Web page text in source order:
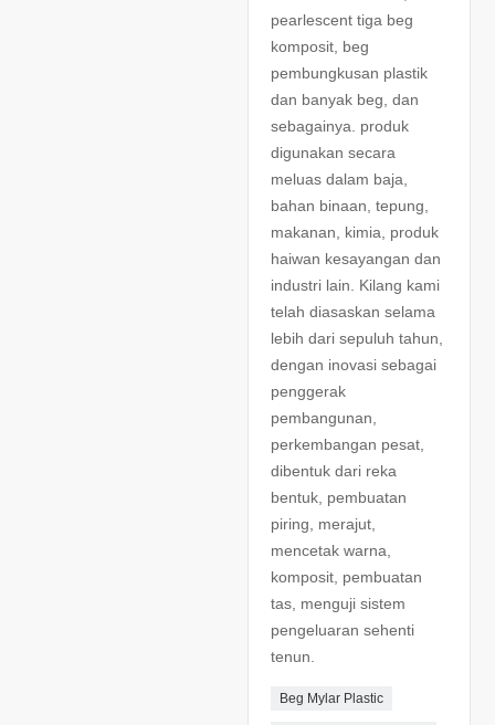
pearlescent tiga beg
komposit, beg
pembungkusan plastik
dan banyak beg, dan
sebagainya. produk
digunakan secara
meluas dalam baja,
bahan binaan, tepung,
makanan, kimia, produk
haiwan kesayangan dan
industri lain. Kilang kami
telah diasaskan selama
lebih dari sepuluh tahun,
dengan inovasi sebagai
penggerak
pembangunan,
perkembangan pesat,
dibentuk dari reka
bentuk, pembuatan
piring, merajut,
mencetak warna,
komposit, pembuatan
tas, menguji sistem
pengeluaran sehenti
tenun.
Beg Mylar Plastic